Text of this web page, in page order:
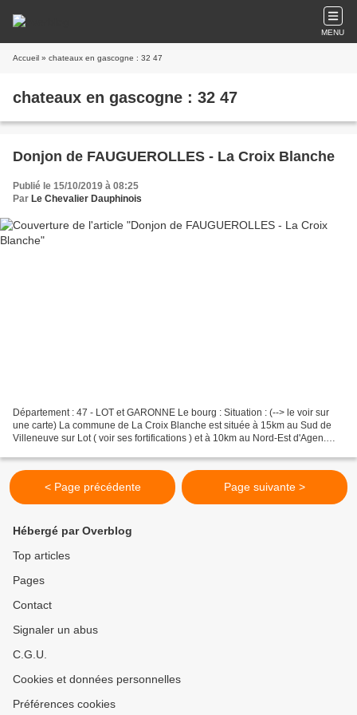
MENU
Accueil » chateaux en gascogne : 32 47
chateaux en gascogne : 32 47
Donjon de FAUGUEROLLES - La Croix Blanche
Publié le 15/10/2019 à 08:25
Par Le Chevalier Dauphinois
Département : 47 - LOT et GARONNE Le bourg : Situation : (--> le voir sur
une carte) La commune de La Croix Blanche est située à 15km au Sud de
Villeneuve sur Lot ( voir ses fortifications ) et à 10km au Nord-Est d'Agen.
< Page précédente Page suivante >
Hébergé par Overblog
Top articles
Pages
Contact
Signaler un abus
C.G.U.
Cookies et données personnelles
Préférences cookies